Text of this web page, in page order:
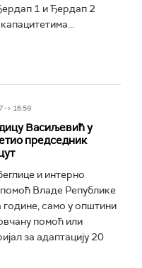
1 и Ђердап 2
-> 16:59
Васиљевић у
председник
и интерно
Владе Републике
године, само у општини
помоћ или
за адаптацију 20